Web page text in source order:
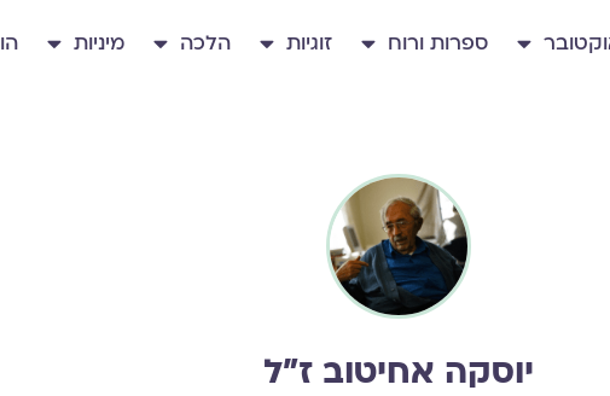
ספרות ורוח זוגיות הלכה מיניות
יוסקה אחיטוב ז״ל